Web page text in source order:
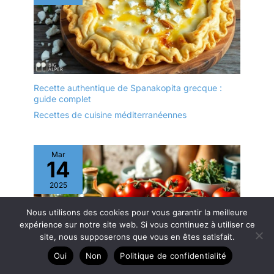
bambou, rectangulaire,
avec poignée, garantie 5
ans, dimensions : 32 x
18 x 1 cm, matériau :
bambou/ardoise, couleur
: marron clair/anthracite,
Recette authentique de Spanakopita grecque :
guide complet
Recettes de cuisine méditerranéennes
Mar
14
2025
Nous utilisons des cookies pour vous garantir la meilleure
expérience sur notre site web. Si vous continuez à utiliser ce
site, nous supposerons que vous en êtes satisfait.
Oui
Non Politique de confidentialité